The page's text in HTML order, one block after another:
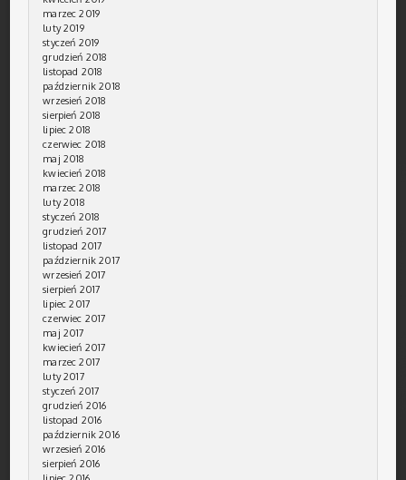
marzec 2019
luty 2019
styczeń 2019
grudzień 2018
listopad 2018
październik 2018
wrzesień 2018
sierpień 2018
lipiec 2018
czerwiec 2018
maj 2018
kwiecień 2018
marzec 2018
luty 2018
styczeń 2018
grudzień 2017
listopad 2017
październik 2017
wrzesień 2017
sierpień 2017
lipiec 2017
czerwiec 2017
maj 2017
kwiecień 2017
marzec 2017
luty 2017
styczeń 2017
grudzień 2016
listopad 2016
październik 2016
wrzesień 2016
sierpień 2016